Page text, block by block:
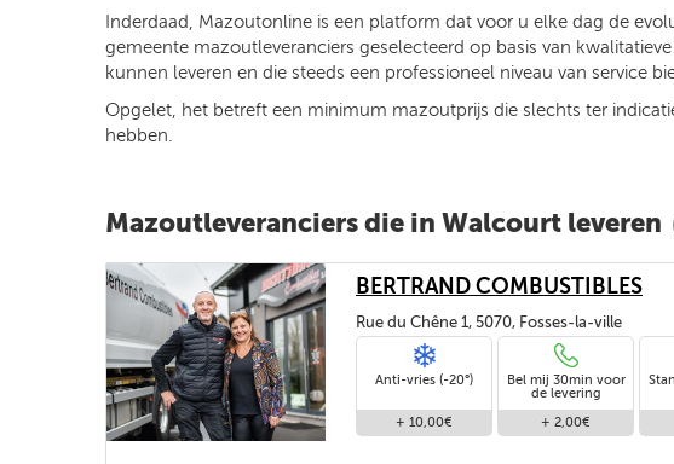
Inderdaad, Mazoutonline is een platform dat voor u elke dag de
gemeente mazoutleveranciers geselecteerd op basis van
kunnen leveren en die steeds een professioneel niveau van service
Opgelet, het betreft een minimum mazoutprijs die slechts ter
hebben.
Mazoutleveranciers die in Walcourt leveren
BERTRAND COMBUSTIBLES
Rue du Chêne 1, 5070, Fosses-la-ville
Anti-vries (-20°)
+ 10,00€
Bel mij 30min voor
de levering
+ 2,00€